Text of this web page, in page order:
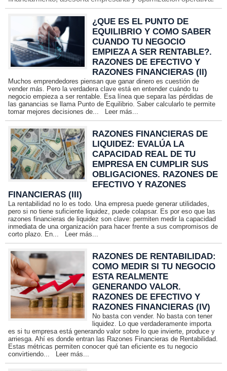
¿QUE ES EL PUNTO DE
EQUILIBRIO Y COMO SABER
CUANDO TU NEGOCIO
EMPIEZA A SER RENTABLE?.
RAZONES DE EFECTIVO Y
RAZONES FINANCIERAS (II)
Muchos emprendedores piensan que ganar dinero es cuestión de
vender más. Pero la verdadera clave está en entender cuándo tu
negocio empieza a ser rentable. Esa línea que separa las pérdidas de
las ganancias se llama Punto de Equilibrio. Saber calcularlo te permite
tomar mejores decisiones de...
Leer más...
RAZONES FINANCIERAS DE
LIQUIDEZ: EVALÚA LA
CAPACIDAD REAL DE TU
EMPRESA EN CUMPLIR SUS
OBLIGACIONES. RAZONES DE
EFECTIVO Y RAZONES
FINANCIERAS (III)
La rentabilidad no lo es todo. Una empresa puede generar utilidades,
pero si no tiene suficiente liquidez, puede colapsar. Es por eso que las
razones financieras de liquidez son clave: permiten medir la capacidad
inmediata de una organización para hacer frente a sus compromisos de
corto plazo. En...
Leer más...
RAZONES DE RENTABILIDAD:
COMO MEDIR SI TU NEGOCIO
ESTA REALMENTE
GENERANDO VALOR.
RAZONES DE EFECTIVO Y
RAZONES FINANCIERAS (IV)
No basta con vender. No basta con tener
liquidez. Lo que verdaderamente importa
es si tu empresa está generando valor sobre lo que invierte, produce y
arriesga. Ahí es donde entran las Razones Financieras de Rentabilidad.
Estas métricas permiten conocer qué tan eficiente es tu negocio
convirtiendo...
Leer más...